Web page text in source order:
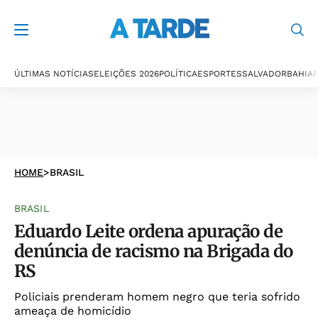
ÚLTIMAS NOTÍCIASELEIÇÕES 2026POLÍTICAESPORTESSALVADORBAHIA
HOME>BRASIL
BRASIL
Eduardo Leite ordena apuração de
denúncia de racismo na Brigada do
RS
Policiais prenderam homem negro que teria sofrido
ameaça de homicídio